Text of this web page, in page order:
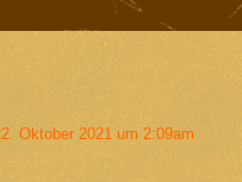
Oktober 2021 um 2:09am